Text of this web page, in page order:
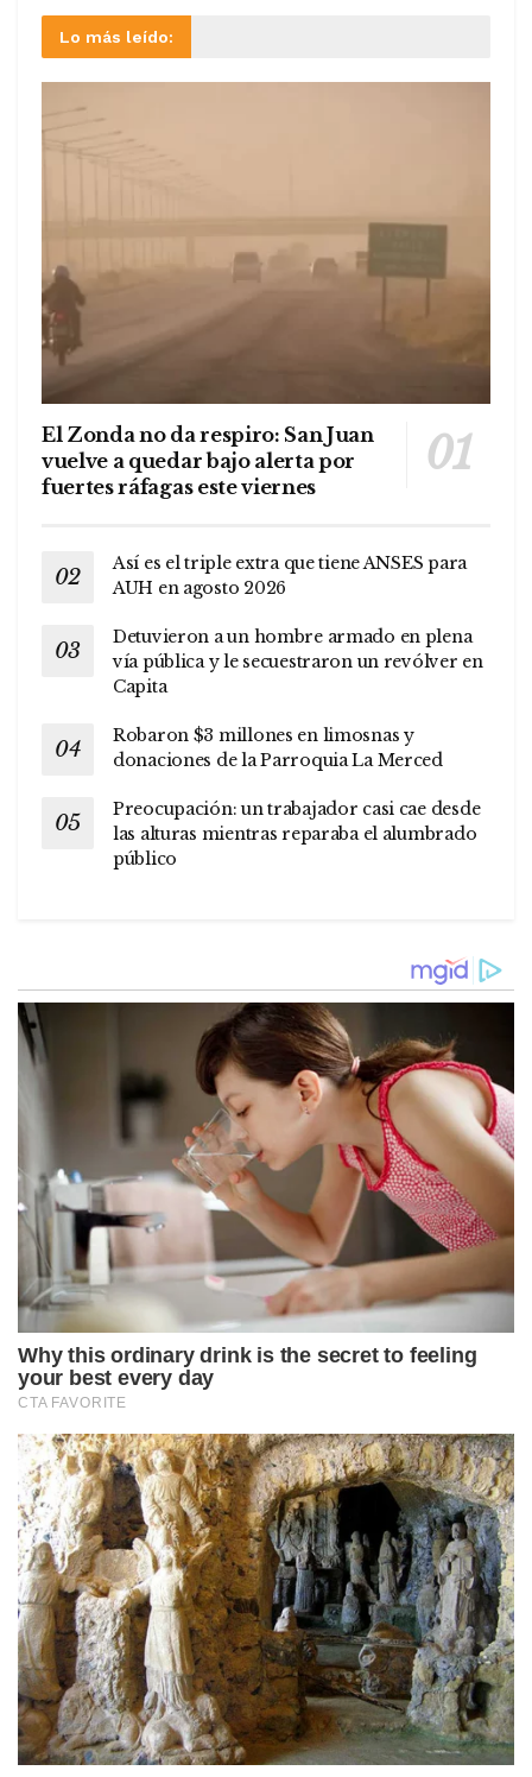
Lo más leído:
El Zonda no da respiro: San Juan
vuelve a quedar bajo alerta por
fuertes ráfagas este viernes
Así es el triple extra que tiene ANSES para
AUH en agosto 2026
Detuvieron a un hombre armado en plena
vía pública y le secuestraron un revólver en
Capita
Robaron $3 millones en limosnas y
donaciones de la Parroquia La Merced
Preocupación: un trabajador casi cae desde
las alturas mientras reparaba el alumbrado
público